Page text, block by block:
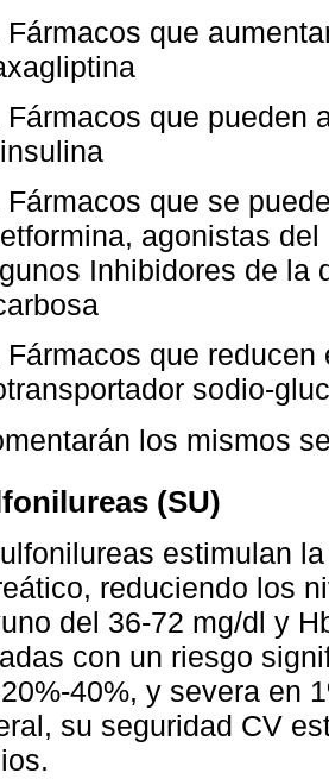
Fármacos que
Fármacos que pueden
Fármacos que se
agonistas
Inhibidores de la
Fármacos que
sodio-
los mismos
(SU)
estimulan
reduciendo los
del 36-72 mg/dl y
con un riesgo
40%, y severa en
su seguridad CV